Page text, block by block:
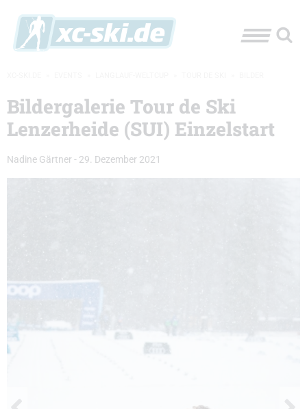
Bildergalerie Tour de Ski
Lenzerheide (SUI) Einzelstart
Nadine Gärtner - 29. Dezember 2021